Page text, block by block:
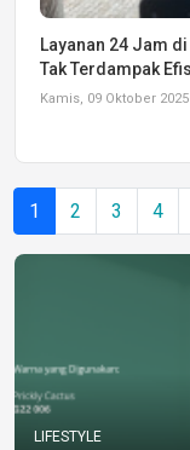
Layanan 24 Jam
Tak Terdampak
Kamis, 09 Oktober 2025
1 2 3 4
LIFESTYLE